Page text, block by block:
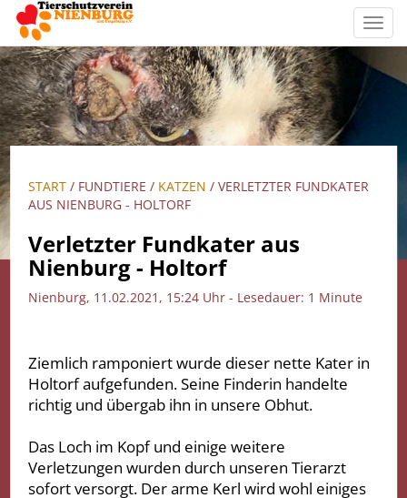
START / FUNDTIERE / KATZEN / VERLETZTER FUNDKATER
AUS NIENBURG - HOLTORF
Verletzter Fundkater aus
Nienburg - Holtorf
Nienburg, 11.02.2021, 15:24 Uhr - Lesedauer: 1 Minute
Ziemlich ramponiert wurde dieser nette Kater in
Holtorf aufgefunden. Seine Finderin handelte
richtig und übergab ihn in unsere Obhut.
Das Loch im Kopf und einige weitere
Verletzungen wurden durch unseren Tierarzt
sofort versorgt. Der arme Kerl wird wohl einiges